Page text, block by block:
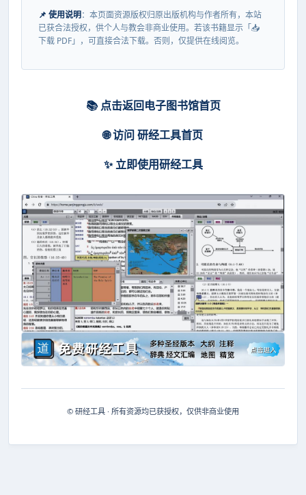
📌 使用说明：本页面资源版权归原出版机构与作者所有，本站
已获合法授权，供个人与教会非商业使用。若该书籍显示「📥
下载 PDF」，可直接合法下载。否则，仅提供在线阅览。
📚 点击返回电子图书馆首页
🌐 访问 研经工具首页
✨ 立即使用研经工具
© 研经工具 · 所有资源均已获授权，仅供非商业使用